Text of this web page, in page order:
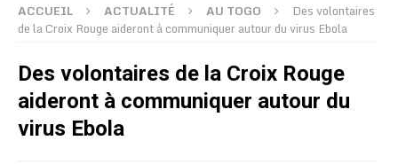
ACCUEIL ACTUALITÉ AU TOGO
Des volontaires
de la Croix Rouge aideront à communiquer autour du virus Ebola
Des volontaires de la Croix Rouge
aideront à communiquer autour du
virus Ebola